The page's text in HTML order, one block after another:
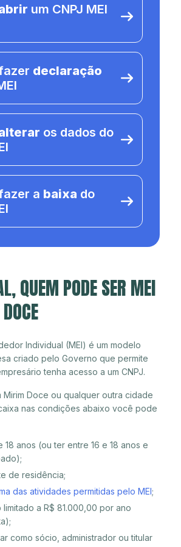
um CNPJ MEI
declaração
os dados do
a baixa do
QUEM PODE SER MEI
Individual (MEI) é um modelo
criado pelo Governo que permite
tenha acesso a um CNPJ.
Mirim Doce ou qualquer outra cidade
nas condições abaixo você pode
18 anos (ou ter entre 16 e 18 anos e
de residência;
das atividades permitidas pelo MEI;
limitado a R$ 81.000,00 por ano
como sócio, administrador ou titular